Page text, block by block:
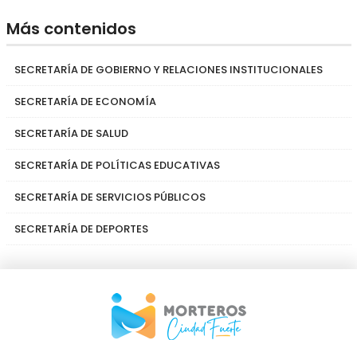
Más contenidos
SECRETARÍA DE GOBIERNO Y RELACIONES INSTITUCIONALES
SECRETARÍA DE ECONOMÍA
SECRETARÍA DE SALUD
SECRETARÍA DE POLÍTICAS EDUCATIVAS
SECRETARÍA DE SERVICIOS PÚBLICOS
SECRETARÍA DE DEPORTES